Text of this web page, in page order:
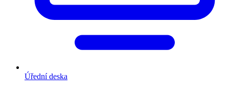
Úřední deska